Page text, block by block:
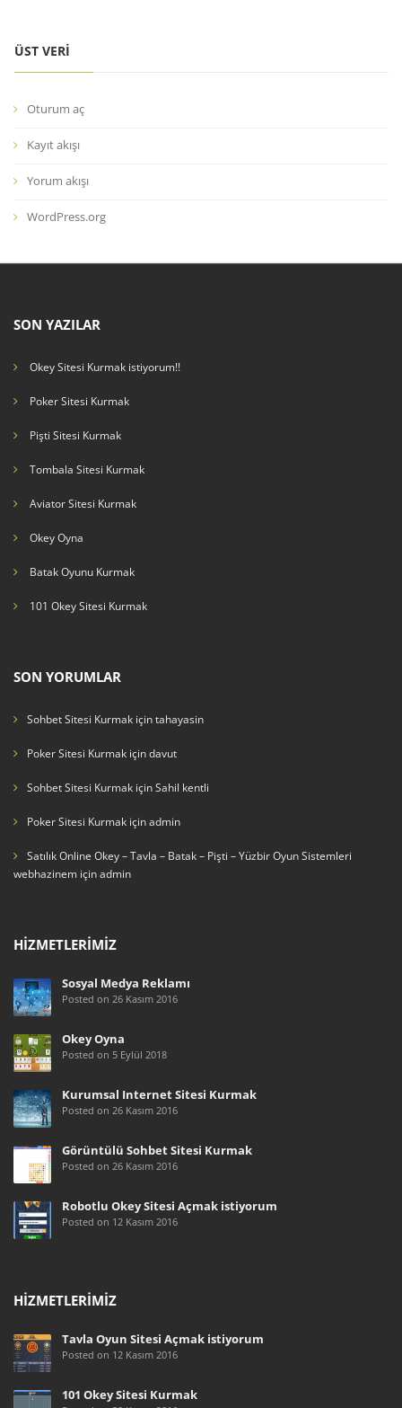
ÜST VERI
Oturum aç
Kayıt akışı
Yorum akışı
WordPress.org
SON YAZILAR
Okey Sitesi Kurmak istiyorum!!
Poker Sitesi Kurmak
Pişti Sitesi Kurmak
Tombala Sitesi Kurmak
Aviator Sitesi Kurmak
Okey Oyna
Batak Oyunu Kurmak
101 Okey Sitesi Kurmak
SON YORUMLAR
Sohbet Sitesi Kurmak içintahayasin
Poker Sitesi Kurmak içindavut
Sohbet Sitesi Kurmak içinSahil kentli
Poker Sitesi Kurmak içinadmin
Satılık Online Okey – Tavla – Batak – Pişti – Yüzbir Oyun Sistemleri
webhazinem içinadmin
HIZMETLERIMIZ
Sosyal Medya Reklamı
Posted on 26 Kasım 2016
Okey Oyna
Posted on 5 Eylül 2018
Kurumsal İnternet Sitesi Kurmak
Posted on 26 Kasım 2016
Görüntülü Sohbet Sitesi Kurmak
Posted on 26 Kasım 2016
Robotlu Okey Sitesi Açmak istiyorum
Posted on 12 Kasım 2016
HIZMETLERIMIZ
Tavla Oyun Sitesi Açmak istiyorum
Posted on 12 Kasım 2016
101 Okey Sitesi Kurmak